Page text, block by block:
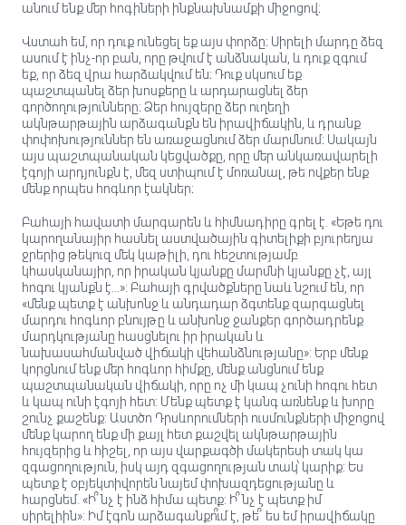
անում ենք մեր հոգիների ինքնախնամքի միջոցով։
Վստահ եմ, որ դուք ունեցել եք այս փորձը։ Սիրելի մարդը ձեզ
ասում է ինչ-որ բան, որը թվում է անձնական, և դուք զգում
եք, որ ձեզ վրա հարձակվում են։ Դուք սկսում եք
պաշտպանել ձեր խոսքերը և արդարացնել ձեր
գործողությունները։ Ձեր հույզերը ձեր ուղեղի
ակնթարթային արձագանքն են իրավիճակին, և դրանք
փոփոխություններ են առաջացնում ձեր մարմնում։ Սակայն
այս պաշտպանական կեցվածքը, որը մեր անկառավարելի
էգոյի արդյունքն է, մեզ ստիպում է մոռանալ, թե ովքեր ենք
մենք որպես հոգևոր էակներ։
Բահայի հավատի մարգարեն և հիմնադիրը գրել է. «Եթե դու
կարողանայիր հասնել աստվածային գիտելիքի բյուրեղյա
ջրերից թեկուզ մեկ կաթիլի, դու հեշտությամբ
կհասկանայիր, որ իրական կյանքը մարմնի կյանքը չէ, այլ
հոգու կյանքն է…»: Բահայի գրվածքները նաև նշում են, որ
«մենք պետք է անխոնջ և անդադար ձգտենք զարգացնել
մարդու հոգևոր բնույթը և անխոնջ ջանքեր գործադրենք
մարդկությանը հասցնելու իր իրական և
նախասահմանված վիճակի վեհանձնությանը»: Երբ մենք
կորցնում ենք մեր հոգևոր հիմքը, մենք անցնում ենք
պաշտպանական վիճակի, որը ոչ մի կապ չունի հոգու հետ
և կապ ունի էգոյի հետ: Մենք պետք է կանգ առնենք և խորը
շունչ քաշենք: Աստծո Դրսևորումների ուսմունքների միջոցով
մենք կարող ենք մի քայլ հետ քաշվել ակնթարթային
հույզերից և հիշել, որ այս վարքագծի մակերեսի տակ կա
զգացողություն, իսկ այդ զգացողության տակ՝ կարիք: Ես
պետք է օբյեկտիվորեն նայեմ փոխազդեցությանը և
հարցնեմ. «Ի՞նչ է ինձ հիմա պետք: Ի՞նչ է պետք իմ
սիրելիին»: Իմ էգոն արձագանքո՞ւմ է, թե՞ ես եմ իրավիճակը